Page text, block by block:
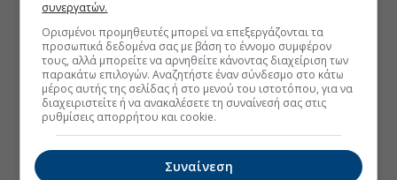
συνεργατών.
Ορισμένοι προμηθευτές μπορεί να επεξεργάζονται τα
προσωπικά δεδομένα σας με βάση το έννομο συμφέρον
τους, αλλά μπορείτε να αρνηθείτε κάνοντας διαχείριση των
παρακάτω επιλογών. Αναζητήστε έναν σύνδεσμο στο κάτω
μέρος αυτής της σελίδας ή στο μενού του ιστοτόπου, για να
διαχειριστείτε ή να ανακαλέσετε τη συναίνεσή σας στις
ρυθμίσεις απορρήτου και cookie.
Συναίνεση